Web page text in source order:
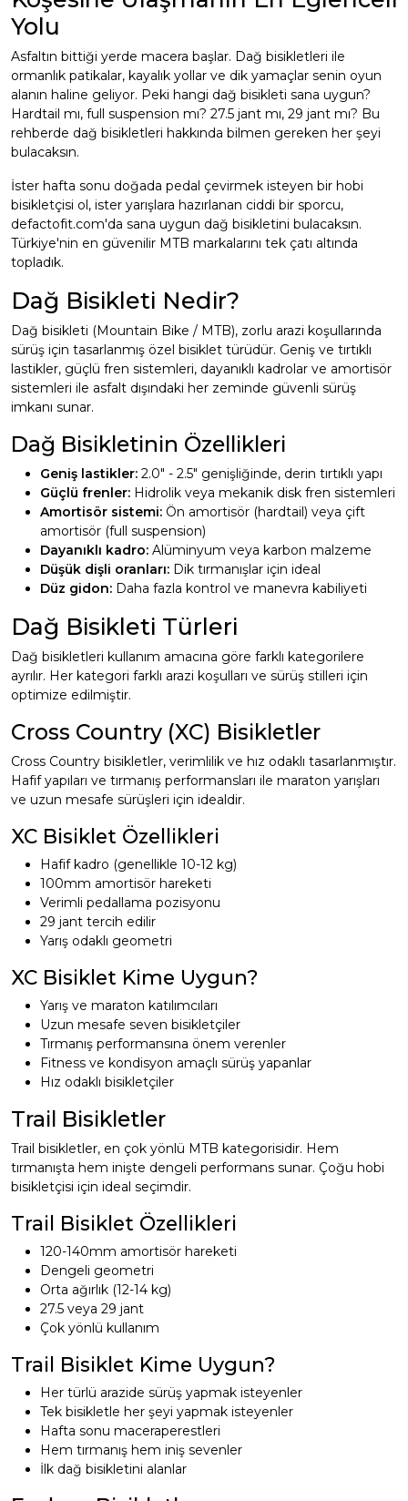
Yolu
Asfaltın bittiği yerde macera başlar. Dağ bisikletleri ile
ormanlık patikalar, kayalık yollar ve dik yamaçlar senin oyun
alanın haline geliyor. Peki hangi dağ bisikleti sana uygun?
Hardtail mı, full suspension mı? 27.5 jant mı, 29 jant mı? Bu
rehberde dağ bisikletleri hakkında bilmen gereken her şeyi
bulacaksın.
İster hafta sonu doğada pedal çevirmek isteyen bir hobi
bisikletçisi ol, ister yarışlara hazırlanan ciddi bir sporcu,
defactofit.com'da sana uygun dağ bisikletini bulacaksın.
Türkiye'nin en güvenilir MTB markalarını tek çatı altında
topladık.
Dağ Bisikleti Nedir?
Dağ bisikleti (Mountain Bike / MTB), zorlu arazi koşullarında
sürüş için tasarlanmış özel bisiklet türüdür. Geniş ve tırtıklı
lastikler, güçlü fren sistemleri, dayanıklı kadrolar ve amortisör
sistemleri ile asfalt dışındaki her zeminde güvenli sürüş
imkanı sunar.
Dağ Bisikletinin Özellikleri
Geniş lastikler: 2.0" - 2.5" genişliğinde, derin tırtıklı yapı
Güçlü frenler: Hidrolik veya mekanik disk fren sistemleri
Amortisör sistemi: Ön amortisör (hardtail) veya çift
amortisör (full suspension)
Dayanıklı kadro: Alüminyum veya karbon malzeme
Düşük dişli oranları: Dik tırmanışlar için ideal
Düz gidon: Daha fazla kontrol ve manevra kabiliyeti
Dağ Bisikleti Türleri
Dağ bisikletleri kullanım amacına göre farklı kategorilere
ayrılır. Her kategori farklı arazi koşulları ve sürüş stilleri için
optimize edilmiştir.
Cross Country (XC) Bisikletler
Cross Country bisikletler, verimlilik ve hız odaklı tasarlanmıştır.
Hafif yapıları ve tırmanış performansları ile maraton yarışları
ve uzun mesafe sürüşleri için idealdir.
XC Bisiklet Özellikleri
Hafif kadro (genellikle 10-12 kg)
100mm amortisör hareketi
Verimli pedallama pozisyonu
29 jant tercih edilir
Yarış odaklı geometri
XC Bisiklet Kime Uygun?
Yarış ve maraton katılımcıları
Uzun mesafe seven bisikletçiler
Tırmanış performansına önem verenler
Fitness ve kondisyon amaçlı sürüş yapanlar
Hız odaklı bisikletçiler
Trail Bisikletler
Trail bisikletler, en çok yönlü MTB kategorisidir. Hem
tırmanışta hem inişte dengeli performans sunar. Çoğu hobi
bisikletçisi için ideal seçimdir.
Trail Bisiklet Özellikleri
120-140mm amortisör hareketi
Dengeli geometri
Orta ağırlık (12-14 kg)
27.5 veya 29 jant
Çok yönlü kullanım
Trail Bisiklet Kime Uygun?
Her türlü arazide sürüş yapmak isteyenler
Tek bisikletle her şeyi yapmak isteyenler
Hafta sonu maceraperestleri
Hem tırmanış hem iniş sevenler
İlk dağ bisikletini alanlar